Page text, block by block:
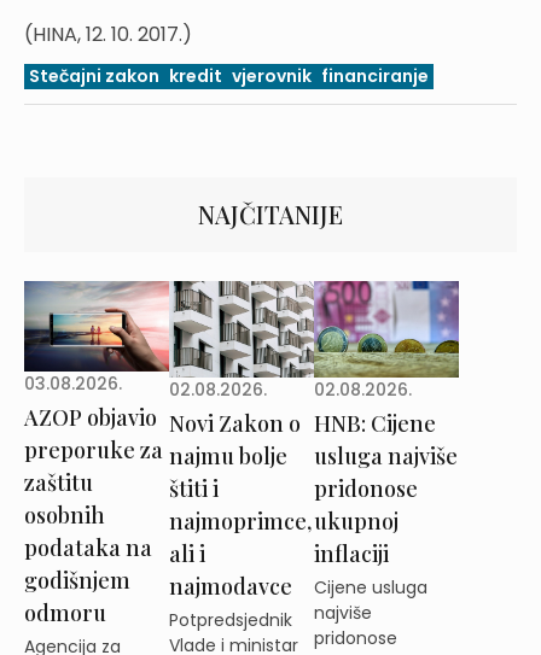
(HINA, 12. 10. 2017.)
Stečajni zakon kredit vjerovnik financiranje
NAJČITANIJE
03.08.2026.
AZOP objavio
preporuke za
zaštitu
osobnih
podataka na
godišnjem
odmoru
Agencija za
02.08.2026.
Novi Zakon o
najmu bolje
štiti i
najmoprimce,
ali i
najmodavce
Potpredsjednik
Vlade i ministar
02.08.2026.
HNB: Cijene
usluga najviše
pridonose
ukupnoj
inflaciji
Cijene usluga
najviše
pridonose